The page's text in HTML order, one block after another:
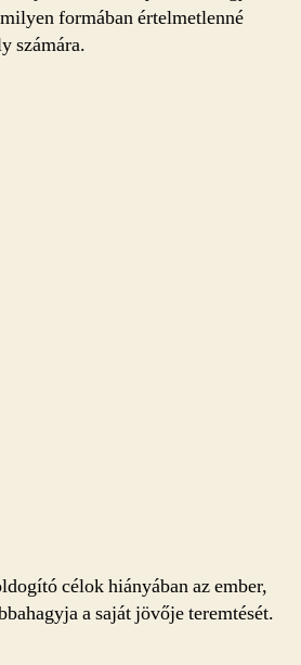
formában értelmetlenné
számára.
célok hiányában az ember,
a saját jövője teremtését.